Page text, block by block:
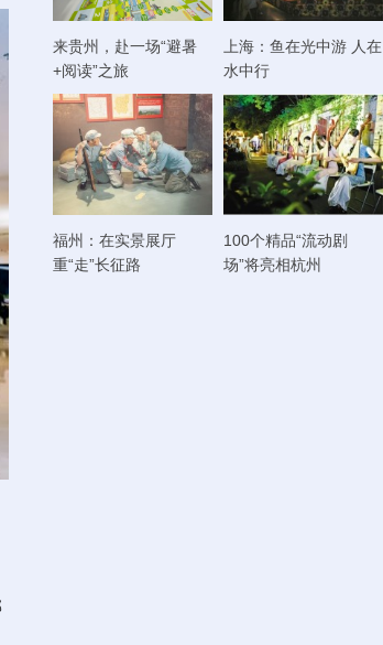
来贵州，赴一场“避暑
+阅读”之旅
上海：鱼在光中游 人在
水中行
福州：在实景展厅
重“走”长征路
100个精品“流动剧
场”将亮相杭州